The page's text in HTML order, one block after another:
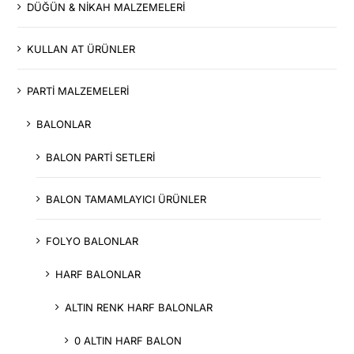
DÜĞÜN & NİKAH MALZEMELERİ
KULLAN AT ÜRÜNLER
PARTİ MALZEMELERİ
BALONLAR
BALON PARTİ SETLERİ
BALON TAMAMLAYICI ÜRÜNLER
FOLYO BALONLAR
HARF BALONLAR
ALTIN RENK HARF BALONLAR
0 ALTIN HARF BALON